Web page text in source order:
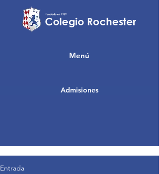
Admisiones
Menú
Entrada